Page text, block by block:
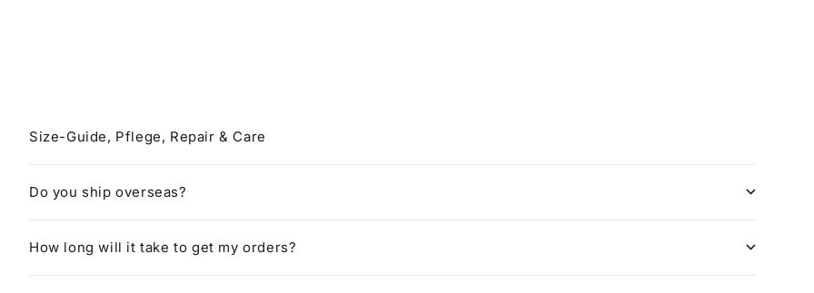
Size-Guide, Pflege, Repair & Care
Do you ship overseas?
How long will it take to get my orders?